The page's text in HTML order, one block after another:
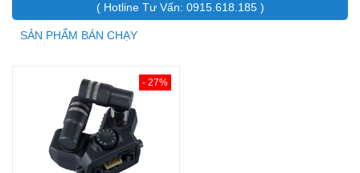
( Hotline Tư Vấn: 0915.618.185 )
SẢN PHẨM BÁN CHẠY
- 27%